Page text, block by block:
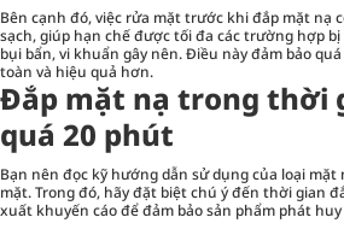
Bên cạnh đó, việc rửa mặt trước khi đắp mặt nạ
sạch, giúp hạn chế được tối đa các trường hợp
bụi bẩn, vi khuẩn gây nên. Điều này đảm bảo
toàn và hiệu quả hơn.
Đắp mặt nạ trong thời
quá 20 phút
Bạn nên đọc kỹ hướng dẫn sử dụng của loại mặt
mặt. Trong đó, hãy đặt biệt chú ý đến thời gian
xuất khuyến cáo để đảm bảo sản phẩm phát